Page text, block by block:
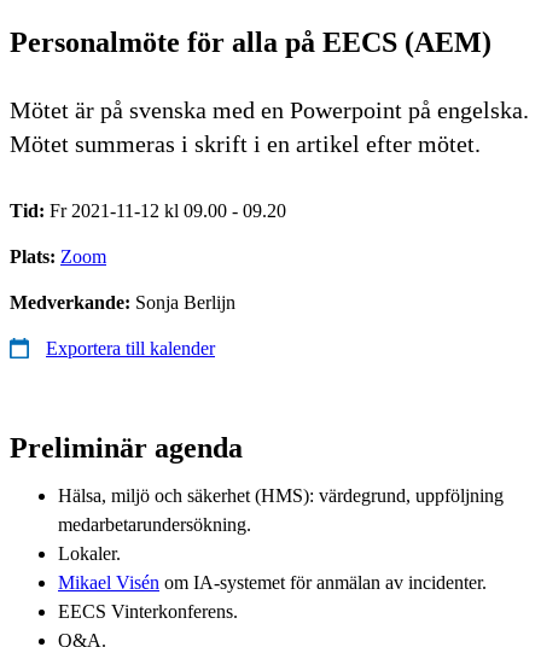
Personalmöte för alla på EECS (AEM)
Mötet är på svenska med en Powerpoint på engelska.
Mötet summeras i skrift i en artikel efter mötet.
Tid: Fr 2021-11-12 kl 09.00 - 09.20
Plats: Zoom
Medverkande: Sonja Berlijn
Exportera till kalender
Preliminär agenda
Hälsa, miljö och säkerhet (HMS): värdegrund, uppföljning
medarbetarundersökning.
Lokaler.
Mikael Visén om IA-systemet för anmälan av incidenter.
EECS Vinterkonferens.
Q&A.